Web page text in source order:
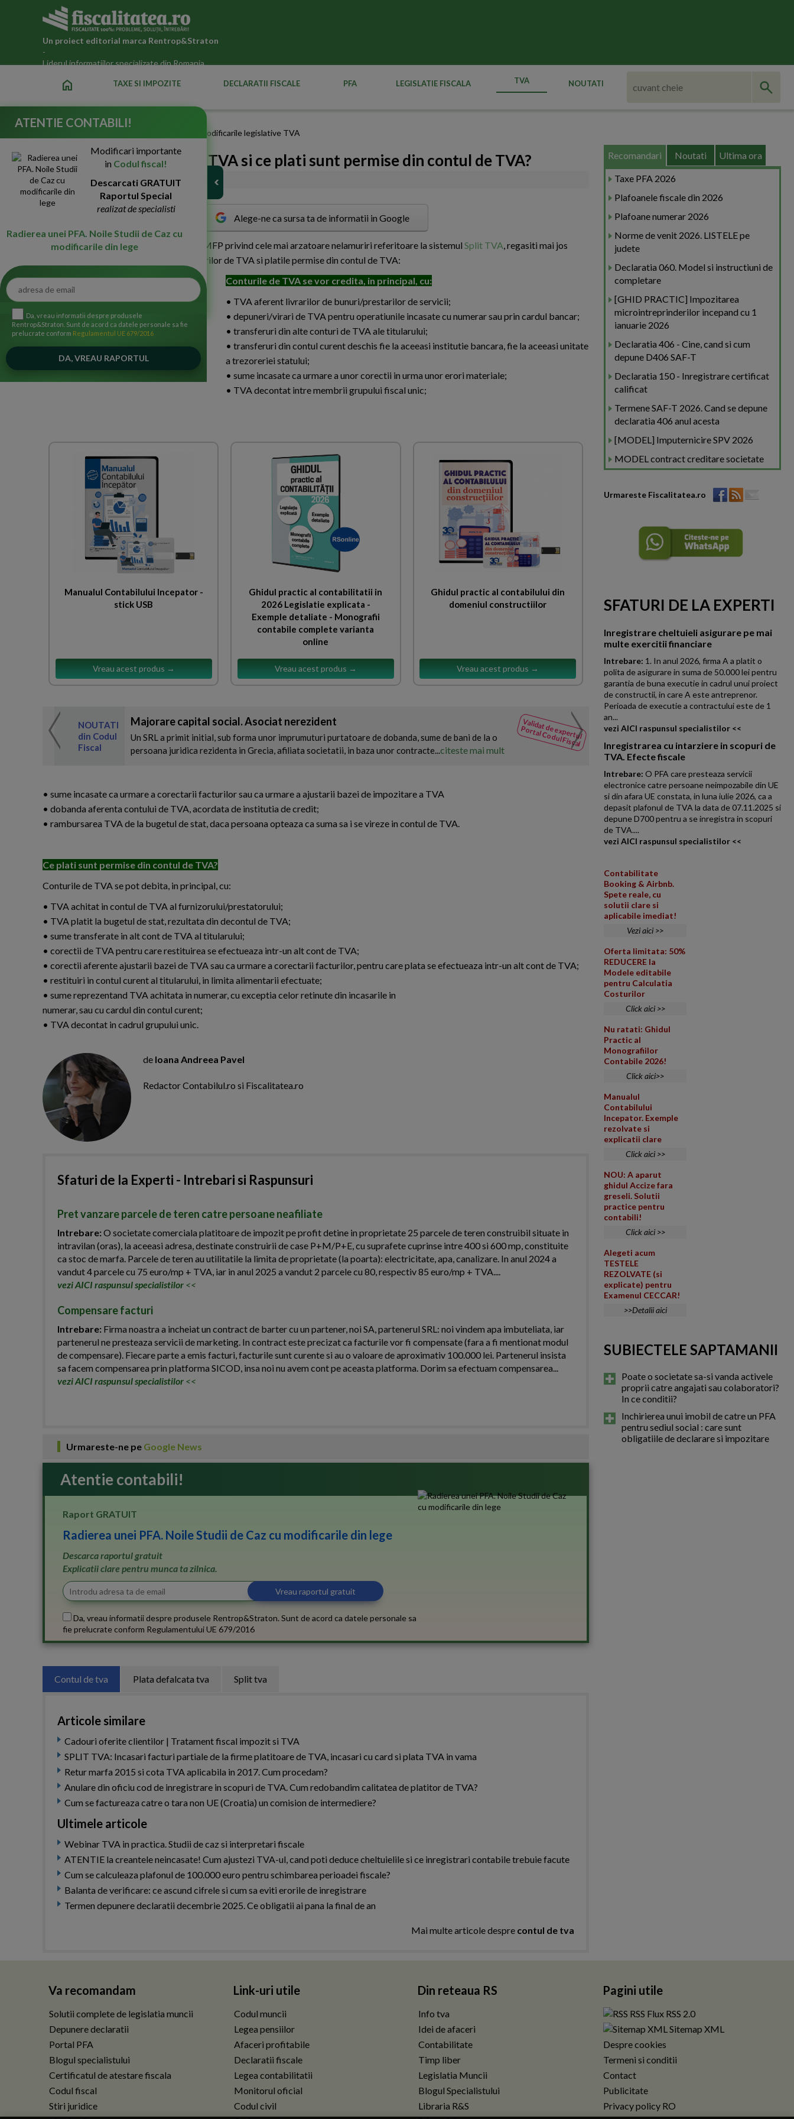
Un proiect editorial marca Rentrop&Straton
-
Liderul informatiilor specializate din Romania
home TAXE SI IMPOZITE DECLARATII FISCALE PFA LEGISLATIE FISCALA TVA NOUTATI
Stiri si articole despre TVA in 2026 | Modificarile legislative TVA
Ce incasam in contul de TVA si ce plati sunt permise din contul de TVA?
07-Sep-2017 4287
Alege-ne ca sursa ta de informatii in Google
n contextul noilor raspunsuri oferite de MFP privind cele mai arzatoare nelamuriri referitoare la sistemul Split TVA, regasiti mai jos
doua raspunsuri privind creditarea conturilor de TVA si platile permise din contul de TVA:
Conturile de TVA se vor credita, in principal, cu:
• TVA aferent livrarilor de bunuri/prestarilor de servicii;
• depuneri/virari de TVA pentru operatiunile incasate cu numerar sau prin cardul bancar;
• transferuri din alte conturi de TVA ale titularului;
• transferuri din contul curent deschis fie la aceeasi institutie bancara, fie la aceeasi unitate
a trezoreriei statului;
• sume incasate ca urmare a unor corectii in urma unor erori materiale;
• TVA decontat intre membrii grupului fiscal unic;
Manualul Contabilului Incepator -
stick USB
Vreau acest produs →
Ghidul practic al contabilitatii in
2026 Legislatie explicata -
Exemple detaliate - Monografii
contabile complete varianta
online
Vreau acest produs →
Ghidul practic al contabilului din
domeniul constructiilor
Vreau acest produs →
NOUTATI
din Codul
Fiscal
Validat de expertul
Portal Codul Fiscal
Majorare capital social. Asociat nerezident
Un SRL a primit initial, sub forma unor imprumuturi purtatoare de dobanda, sume de bani de la o
persoana juridica rezidenta in Grecia, afiliata societatii, in baza unor contracte...citeste mai mult
NOUTATI
din Codul
Fiscal
separat? Multumesc.
• sume incasate ca urmare a corectarii facturilor sau ca urmare a ajustarii bazei de impozitare a TVA
• dobanda aferenta contului de TVA, acordata de institutia de credit;
• rambursarea TVA de la bugetul de stat, daca persoana opteaza ca suma sa i se vireze in contul de TVA.
Ce plati sunt permise din contul de TVA?
Conturile de TVA se pot debita, in principal, cu:
• TVA achitat in contul de TVA al furnizorului/prestatorului;
• TVA platit la bugetul de stat, rezultata din decontul de TVA;
• sume transferate in alt cont de TVA al titularului;
• corectii de TVA pentru care restituirea se efectueaza intr-un alt cont de TVA;
• corectii aferente ajustarii bazei de TVA sau ca urmare a corectarii facturilor, pentru care plata se efectueaza intr-un alt cont de TVA;
• restituiri in contul curent al titularului, in limita alimentarii efectuate;
• sume reprezentand TVA achitata in numerar, cu exceptia celor retinute din incasarile in
numerar, sau cu cardul din contul curent;
• TVA decontat in cadrul grupului unic.
de Ioana Andreea Pavel
Redactor Contabilul.ro si Fiscalitatea.ro
Sfaturi de la Experti - Intrebari si Raspunsuri
Pret vanzare parcele de teren catre persoane neafiliate
Intrebare:O societate comerciala platitoare de impozit pe profit detine in proprietate 25 parcele de teren construibil situate in
intravilan (oras), la aceeasi adresa, destinate construirii de case P+M/P+E, cu suprafete cuprinse intre 400 si 600 mp, constituite
ca stoc de marfa. Parcele de teren au utilitatile la limita de proprietate (la poarta): electricitate, apa, canalizare. In anul 2024 a
vandut 4 parcele cu 75 euro/mp + TVA, iar in anul 2025 a vandut 2 parcele cu 80, respectiv 85 euro/mp + TVA....
vezi AICI raspunsul specialistilor <<
Compensare facturi
Intrebare: Firma noastra a incheiat un contract de barter cu un partener, noi SA, partenerul SRL: noi vindem apa imbuteliata, iar
partenerul ne presteaza servicii de marketing. In contract este precizat ca facturile vor fi compensate (fara a fi mentionat modul
de compensare). Fiecare parte a emis facturi, facturile sunt curente si au o valoare de aproximativ 100.000 lei. Partenerul insista
sa facem compensarea prin platforma SICOD, insa noi nu avem cont pe aceasta platforma. Dorim sa efectuam compensarea...
vezi AICI raspunsul specialistilor <<
Urmareste-ne pe Google News
Atentie contabili!
Raport GRATUIT
Radierea unei PFA. Noile Studii de Caz cu modificarile din lege
Descarca raportul gratuit
Explicatii clare pentru munca ta zilnica.
Da, vreau informatii despre produsele Rentrop&Straton. Sunt de acord ca datele personale sa
fie prelucrate conform Regulamentului UE 679/2016
Contul de tva Plata defalcata tva Split tva
Articole similare
Cadouri oferite clientilor | Tratament fiscal impozit si TVA
SPLIT TVA: Incasari facturi partiale de la firme platitoare de TVA, incasari cu card si plata TVA in vama
Retur marfa 2015 si cota TVA aplicabila in 2017. Cum procedam?
Anulare din oficiu cod de inregistrare in scopuri de TVA. Cum redobandim calitatea de platitor de TVA?
Cum se factureaza catre o tara non UE (Croatia) un comision de intermediere?
Ultimele articole
Webinar TVA in practica. Studii de caz si interpretari fiscale
ATENTIE la creantele neincasate! Cum ajustezi TVA-ul, cand poti deduce cheltuielile si ce inregistrari contabile trebuie facute
Cum se calculeaza plafonul de 100.000 euro pentru schimbarea perioadei fiscale?
Balanta de verificare: ce ascund cifrele si cum sa eviti erorile de inregistrare
Termen depunere declaratii decembrie 2025. Ce obligatii ai pana la final de an
Mai multe articole despre contul de tva
Recomandari Noutati Ultima ora
Taxe PFA 2026
Plafoanele fiscale din 2026
Plafoane numerar 2026
Norme de venit 2026. LISTELE pe
judete
Declaratia 060. Model si instructiuni de
completare
[GHID PRACTIC] Impozitarea
microintreprinderilor incepand cu 1
ianuarie 2026
Declaratia 406 - Cine, cand si cum
depune D406 SAF-T
Declaratia 150 - Inregistrare certificat
calificat
Termene SAF-T 2026. Cand se depune
declaratia 406 anul acesta
[MODEL] Imputernicire SPV 2026
MODEL contract creditare societate
Urmareste Fiscalitatea.ro
SFATURI DE LA EXPERTI
Inregistrare cheltuieli asigurare pe mai
multe exercitii financiare
Intrebare: 1. In anul 2026, firma A a platit o
polita de asigurare in suma de 50.000 lei pentru
garantia de buna executie in cadrul unui proiect
de constructii, in care A este antreprenor.
Perioada de executie a contractului este de 1
an...
vezi AICI raspunsul specialistilor <<
Inregistrarea cu intarziere in scopuri de
TVA. Efecte fiscale
Intrebare: O PFA care presteaza servicii
electronice catre persoane neimpozabile din UE
si din afara UE constata, in luna iulie 2026, ca a
depasit plafonul de TVA la data de 07.11.2025 si
depune D700 pentru a se inregistra in scopuri
de TVA....
vezi AICI raspunsul specialistilor <<
Contabilitate
Booking & Airbnb.
Spete reale, cu
solutii clare si
aplicabile imediat!
Vezi aici >>
Oferta limitata: 50%
REDUCERE la
Modele editabile
pentru Calculatia
Costurilor
Click aici >>
Nu ratati: Ghidul
Practic al
Monografiilor
Contabile 2026!
Click aici>>
Manualul
Contabilului
Incepator. Exemple
rezolvate si
explicatii clare
Click aici >>
NOU: A aparut
ghidul Accize fara
greseli. Solutii
practice pentru
contabili!
Click aici >>
Alegeti acum
TESTELE
REZOLVATE (si
explicate) pentru
Examenul CECCAR!
>>Detalii aici
SUBIECTELE SAPTAMANII
Poate o societate sa-si vanda activele
proprii catre angajati sau colaboratori?
In ce conditii?
Inchirierea unui imobil de catre un PFA
pentru sediul social : care sunt
obligatiile de declarare si impozitare
ATENTIE CONTABILI!
Modificari importante
in Codul fiscal!
Descarcati GRATUIT
Raportul Special
realizat de specialisti
Radierea unei PFA. Noile Studii de Caz cu
modificarile din lege
Da, vreau informatii despre produsele
Rentrop&Straton. Sunt de acord ca datele personale sa fie
prelucrate conform Regulamentul UE 679/2016
Va recomandam
Solutii complete de legislatia muncii
Depunere declaratii
Portal PFA
Blogul specialistului
Certificatul de atestare fiscala
Codul fiscal
Stiri juridice
Link-uri utile
Codul muncii
Legea pensiilor
Afaceri profitabile
Declaratii fiscale
Legea contabilitatii
Monitorul oficial
Codul civil
Din reteaua RS
Info tva
Idei de afaceri
Contabilitate
Timp liber
Legislatia Muncii
Blogul Specialistului
Libraria R&S
Pagini utile
RSS Flux RSS 2.0
Sitemap XML
Despre cookies
Termeni si conditii
Contact
Publicitate
Privacy policy RO